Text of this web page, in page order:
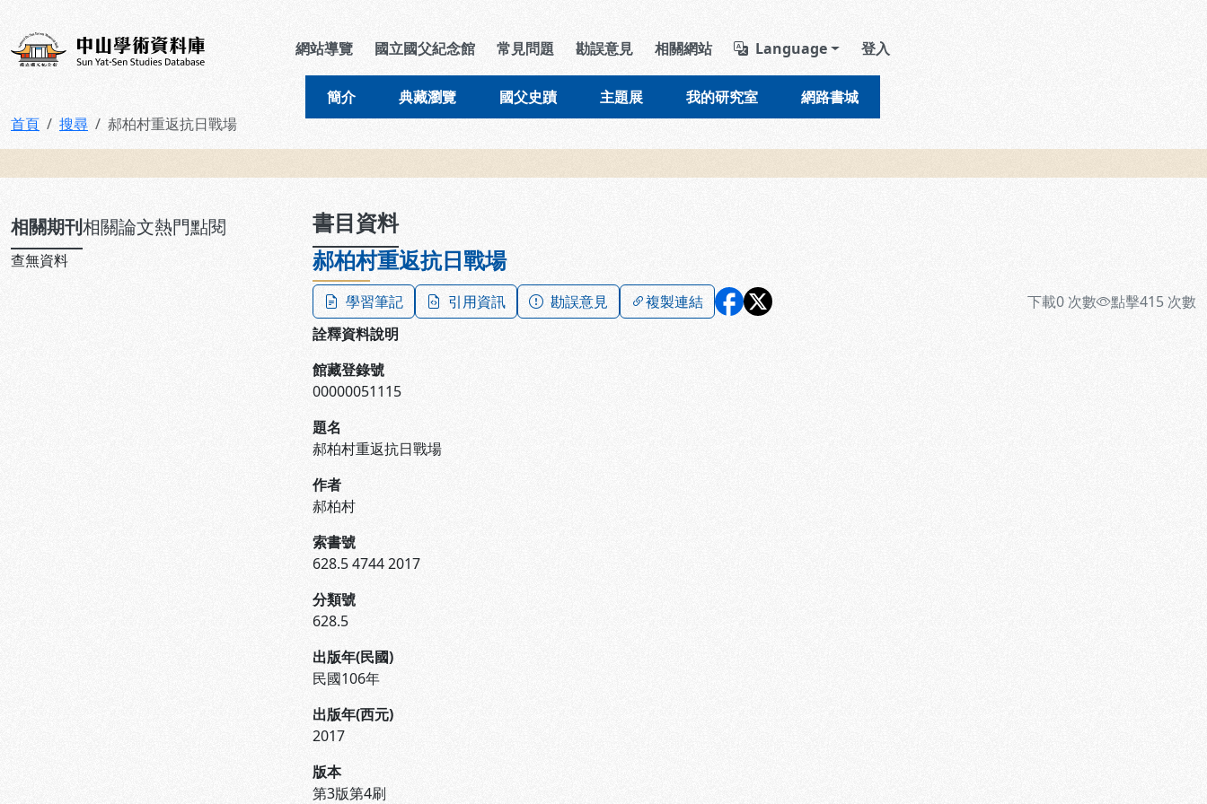
中山學術資料庫 導覽列區塊
網站導覽 國立國父紀念館 常見問題 勘誤意見 相關網站 Language 登入
簡介 典藏瀏覽 國父史蹟 主題展 我的研究室 網路書城
首頁 搜尋 郝柏村重返抗日戰場
相關期刊相關論文熱門點閱
查無資料
書目資料
郝柏村重返抗日戰場
學習筆記 引用資訊 勘誤意見 複製連結 下載0 次數 點擊415 次數
詮釋資料說明
館藏登錄號
00000051115
題名
郝柏村重返抗日戰場
作者
郝柏村
索書號
628.5 4744 2017
分類號
628.5
出版年(民國)
民國106年
出版年(西元)
2017
版本
第3版第4刷